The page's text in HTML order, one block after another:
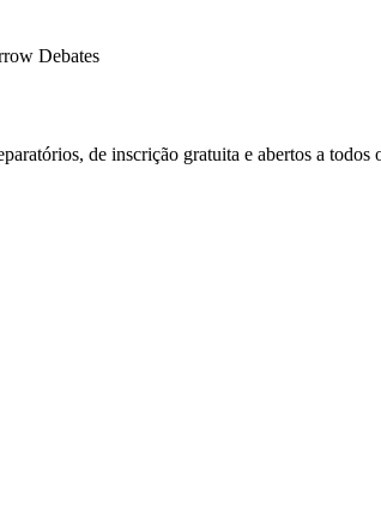
Debates
de inscrição gratuita e abertos a todos